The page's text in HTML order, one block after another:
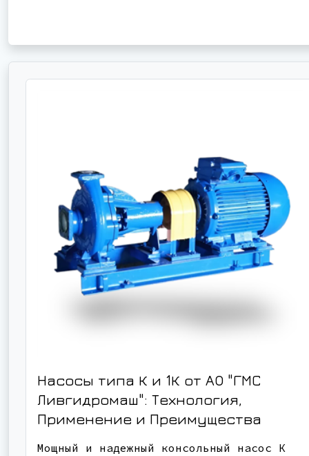
Насосы типа К и 1К от АО "ГМС
Ливгидромаш": Технология,
Применение и Преимущества
Мощный и надежный консольный насос К